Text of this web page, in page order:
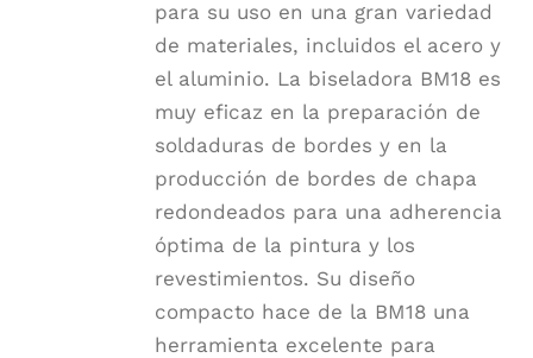
para su uso en una gran variedad
de materiales, incluidos el acero y
el aluminio. La biseladora BM18 es
muy eficaz en la preparación de
soldaduras de bordes y en la
producción de bordes de chapa
redondeados para una adherencia
óptima de la pintura y los
revestimientos. Su diseño
compacto hace de la BM18 una
herramienta excelente para